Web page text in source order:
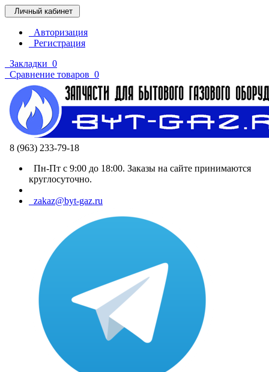
Личный кабинет
Авторизация
Регистрация
Закладки 0
Сравнение товаров 0
8 (963) 233-79-18
Пн-Пт с 9:00 до 18:00. Заказы на сайте принимаются
круглосуточно.
zakaz@byt-gaz.ru